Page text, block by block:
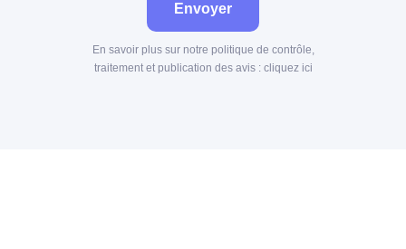
Envoyer
En savoir plus sur notre politique de contrôle,
traitement et publication des avis : cliquez ici